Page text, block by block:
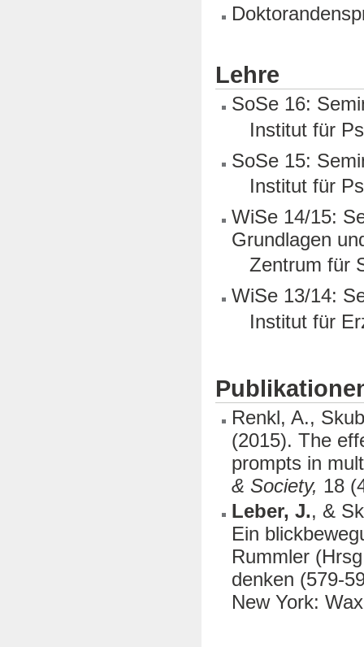
Lehre
SoSe 16:
Institut für
SoSe 15:
Institut für
WiSe 14/15:
Grundlagen
Zentrum für
WiSe 13/14:
Institut für
Renkl, A.,
(2015). The
prompts in
& Society, 18
Leber, J., &
Ein
Rummler
denken (579-
New York: